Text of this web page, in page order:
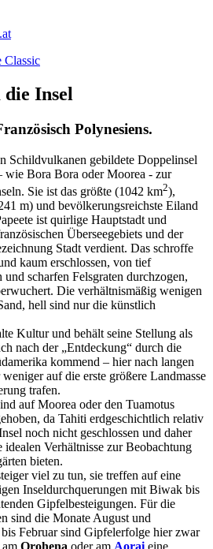
Insel
Polynesiens.
Schildvulkanen gebildete Doppelinsel
wie Bora Bora oder Moorea - zur
Sie ist das größte (1042 km2),
m) und bevölkerungsreichste Eiland
ist quirlige Hauptstadt und
Überseegebiets und der
Stadt verdient. Das schroffe
kaum erschlossen, von tief
scharfen Felsgraten durchzogen,
Die verhältnismäßig wenigen
hell sind nur die künstlich
Kultur und behält seine Stellung als
nach der „Entdeckung“ durch die
kommend – hier nach langen
auf die erste größere Landmasse
trafen.
auf Moorea oder den Tuamotus
da Tahiti erdgeschichtlich relativ
noch nicht geschlossen und daher
Verhältnisse zur Beobachtung
bieten.
viel zu tun, sie treffen auf eine
Inseldurchquerungen mit Biwak bis
Gipfelbesteigungen. Für die
sind die Monate August und
Februar sind Gipfelerfolge hier zwar
Orohena oder am Aorai eine